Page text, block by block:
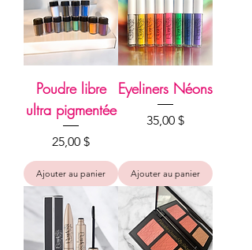
Poudre libre
ultra pigmentée
Prix
25,00 $
Ajouter au panier
Eyeliners Néons
Prix
35,00 $
Ajouter au panier